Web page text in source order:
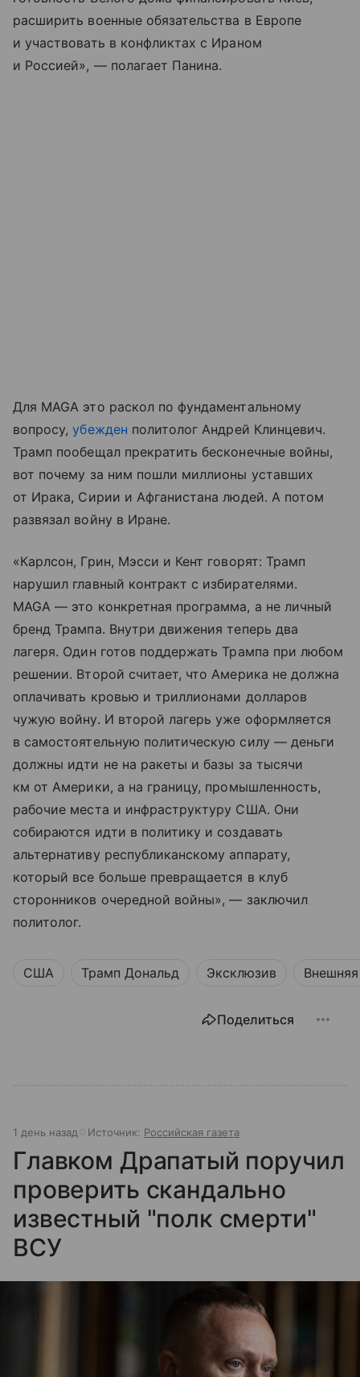
расширить военные обязательства в Европе
и участвовать в конфликтах с Ираном
и Россией», — полагает Панина.
Для MAGA это раскол по фундаментальному
вопросу,убежден политолог Андрей Клинцевич.
Трамп пообещал прекратить бесконечные войны,
вот почему за ним пошли миллионы уставших
от Ирака, Сирии и Афганистана людей. А потом
развязал войну в Иране.
«Карлсон, Грин, Мэсси и Кент говорят: Трамп
нарушил главный контракт с избирателями.
MAGA — это конкретная программа, а не личный
бренд Трампа. Внутри движения теперь два
лагеря. Один готов поддержать Трампа при любом
решении. Второй считает, что Америка не должна
оплачивать кровью и триллионами долларов
чужую войну. И второй лагерь уже оформляется
в самостоятельную политическую силу — деньги
должны идти не на ракеты и базы за тысячи
км от Америки, а на границу, промышленность,
рабочие места и инфраструктуру США. Они
собираются идти в политику и создавать
альтернативу республиканскому аппарату,
который все больше превращается в клуб
сторонников очередной войны», — заключил
политолог.
США Трамп Дональд Эксклюзив
Поделиться
1 день назад Источник: Российская газета
Главком Драпатый поручил
проверить скандально
известный "полк смерти"
ВСУ